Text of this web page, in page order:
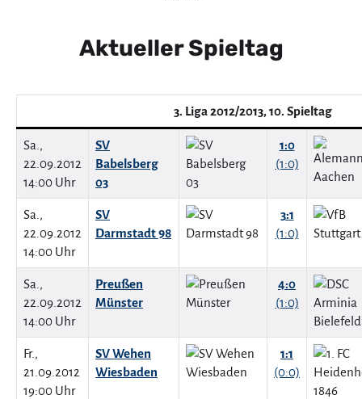
Aktueller Spieltag
3. Liga 2012/2013, 10. Spieltag
Sa.,
22.09.2012
14:00 Uhr
SV
Babelsberg
03
1:0
(1:0)
Sa.,
22.09.2012
14:00 Uhr
SV
Darmstadt 98
3:1
(1:0)
Sa.,
22.09.2012
14:00 Uhr
Preußen
Münster
4:0
(1:0)
Fr.,
21.09.2012
19:00 Uhr
SV Wehen
Wiesbaden
1:1
(0:0)